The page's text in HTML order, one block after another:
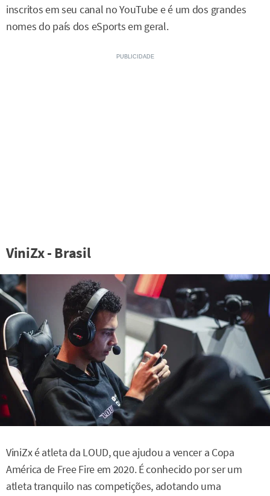
inscritos em seu canal no YouTube e é um dos grandes
nomes do país dos eSports em geral.
ViniZx - Brasil
ViniZx é atleta da LOUD, que ajudou a vencer a Copa
América de Free Fire em 2020. É conhecido por ser um
atleta tranquilo nas competições, adotando uma